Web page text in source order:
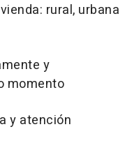
rural, urbana
y
momento
y atención